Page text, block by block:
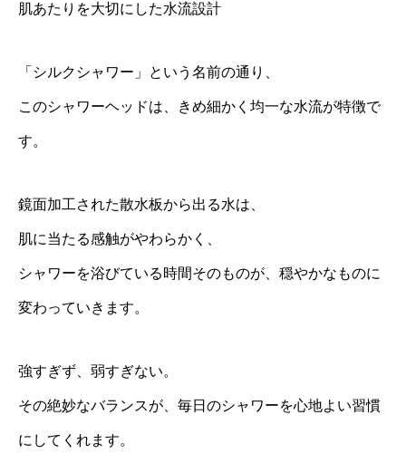
肌あたりを大切にした水流設計
「シルクシャワー」という名前の通り、
このシャワーヘッドは、きめ細かく均一な水流が特徴で
す。
鏡面加工された散水板から出る水は、
肌に当たる感触がやわらかく、
シャワーを浴びている時間そのものが、穏やかなものに
変わっていきます。
強すぎず、弱すぎない。
その絶妙なバランスが、毎日のシャワーを心地よい習慣
にしてくれます。